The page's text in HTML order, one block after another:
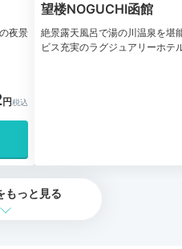
夜景
望楼NOGUCHI函館
絶景露天風呂で湯の川温泉を堪
ビス充実のラグジュアリーホテ
もっと見る